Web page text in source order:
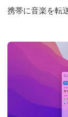
携帯に音楽を転